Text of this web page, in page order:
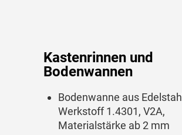
Kastenrinnen und
Bodenwannen
Bodenwanne aus Edelstahl
Werkstoff 1.4301, V2A,
Materialstärke ab 2 mm